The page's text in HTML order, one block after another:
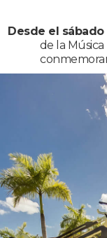
Desde el
de la